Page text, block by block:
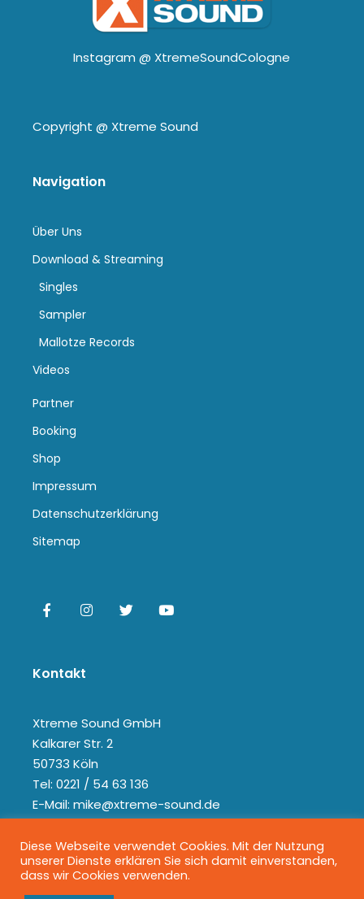
Instagram @ XtremeSoundCologne
Copyright @ Xtreme Sound
Navigation
Über Uns
Download & Streaming
Singles
Sampler
Mallotze Records
Videos
Partner
Booking
Shop
Impressum
Datenschutzerklärung
Sitemap
Kontakt
Xtreme Sound GmbH
Kalkarer Str. 2
50733 Köln
Tel: 0221 / 54 63 136
E-Mail: mike@xtreme-sound.de
Diese Webseite verwendet Cookies. Mit der Nutzung
unserer Dienste erklären Sie sich damit einverstanden,
dass wir Cookies verwenden.